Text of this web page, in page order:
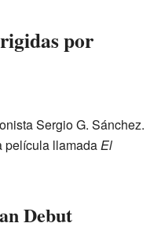
por
Sergio G. Sánchez.
película llamadaEl
Debut